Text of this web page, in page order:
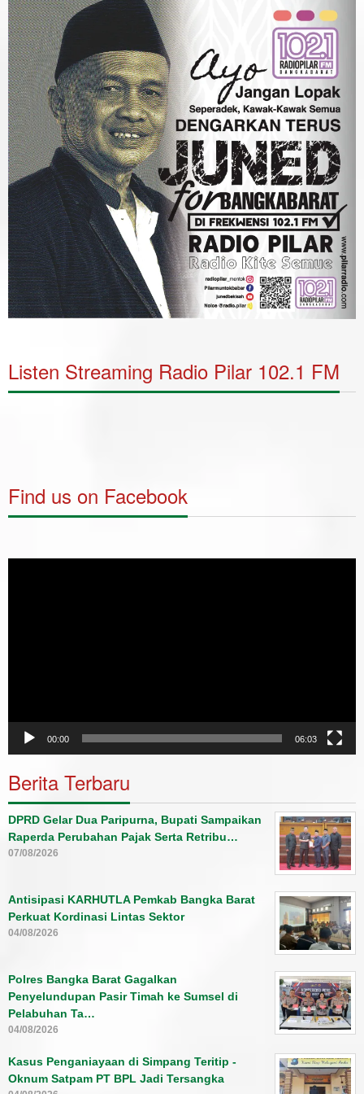
Listen Streaming Radio Pilar 102.1 FM
Find us on Facebook
00:00 06:03
Berita Terbaru
DPRD Gelar Dua Paripurna, Bupati Sampaikan
Raperda Perubahan Pajak Serta Retribu…
07/08/2026
Antisipasi KARHUTLA Pemkab Bangka Barat
Perkuat Kordinasi Lintas Sektor
04/08/2026
Polres Bangka Barat Gagalkan
Penyelundupan Pasir Timah ke Sumsel di
Pelabuhan Ta…
04/08/2026
Kasus Penganiayaan di Simpang Teritip -
Oknum Satpam PT BPL Jadi Tersangka